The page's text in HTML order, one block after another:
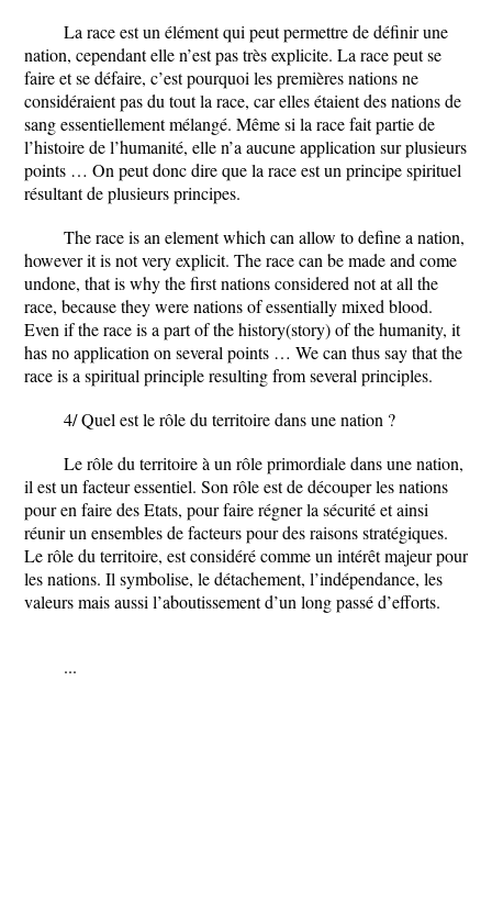
La race est un élément qui peut permettre de définir une
nation, cependant elle n’est pas très explicite. La race peut se
faire et se défaire, c’est pourquoi les premières nations ne
considéraient pas du tout la race, car elles étaient des nations de
sang essentiellement mélangé. Même si la race fait partie de
l’histoire de l’humanité, elle n’a aucune application sur plusieurs
points … On peut donc dire que la race est un principe spirituel
résultant de plusieurs principes.
The race is an element which can allow to define a nation,
however it is not very explicit. The race can be made and come
undone, that is why the first nations considered not at all the
race, because they were nations of essentially mixed blood.
Even if the race is a part of the history(story) of the humanity, it
has no application on several points … We can thus say that the
race is a spiritual principle resulting from several principles.
4/ Quel est le rôle du territoire dans une nation ?
Le rôle du territoire à un rôle primordiale dans une nation,
il est un facteur essentiel. Son rôle est de découper les nations
pour en faire des Etats, pour faire régner la sécurité et ainsi
réunir un ensembles de facteurs pour des raisons stratégiques.
Le rôle du territoire, est considéré comme un intérêt majeur pour
les nations. Il symbolise, le détachement, l’indépendance, les
valeurs mais aussi l’aboutissement d’un long passé d’efforts.
...